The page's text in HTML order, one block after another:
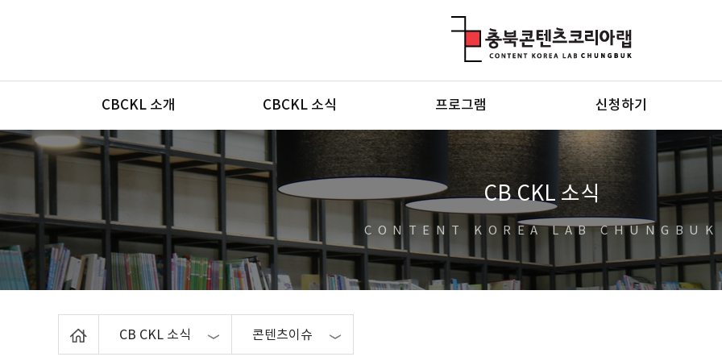
메뉴
CBCKL 소개 CBCKL 소식 프로그램 신청하기
CB CKL 소식
CONTENT KOREA LAB CHUNGBUK
CB CKL 소식 콘텐츠이슈